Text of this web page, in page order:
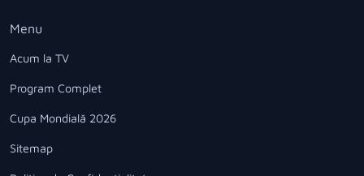
Menu
Acum la TV
Program Complet
Cupa Mondială 2026
Sitemap